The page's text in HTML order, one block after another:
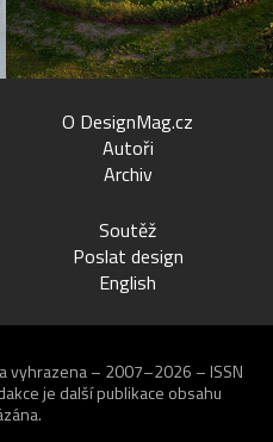
O DesignMag.cz
Autoři
Archiv
Soutěž
Poslat design
English
vyhrazena – 2007–2026 – ISSN
je další publikace obsahu